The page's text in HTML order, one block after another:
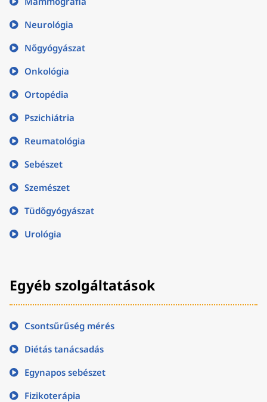
Neurológia
Nőgyógyászat
Onkológia
Ortopédia
Pszichiátria
Reumatológia
Sebészet
Szemészet
Tüdőgyógyászat
Urológia
Egyéb szolgáltatások
Csontsűrűség mérés
Diétás tanácsadás
Egynapos sebészet
Fizikoterápia